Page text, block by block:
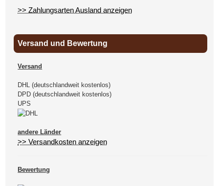
>> Zahlungsarten Ausland anzeigen
Versand und Bewertung
Versand
DHL (deutschlandweit kostenlos)
DPD (deutschlandweit kostenlos)
UPS
andere Länder
>> Versandkosten anzeigen
Bewertung